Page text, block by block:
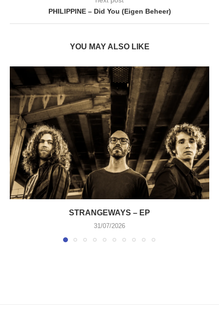
PHILIPPINE – Did You (Eigen Beheer)
YOU MAY ALSO LIKE
STRANGEWAYS – EP
31/07/2026